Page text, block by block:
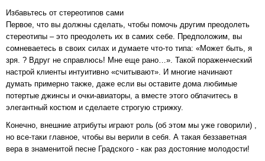
Избавьтесь от стереотипов сами
Первое, что вы должны сделать, чтобы помочь другим преодолеть
стереотипы – это преодолеть их в самих себе. Предположим, вы
сомневаетесь в своих силах и думаете что-то типа: «Может быть, я
зря. ? Вдруг не справлюсь! Мне еще рано…». Такой пораженческий
настрой клиенты интуитивно «считывают». И многие начинают
думать примерно также, даже если вы оставите дома любимые
потертые джинсы и очки-авиаторы, а вместе этого облачитесь в
элегантный костюм и сделаете строгую стрижку.
Конечно, внешние атрибуты играют роль (об этом мы уже говорили) ,
но все-таки главное, чтобы вы верили в себя. А такая беззаветная
вера в знаменитой песне Градского - как раз достояние молодости!